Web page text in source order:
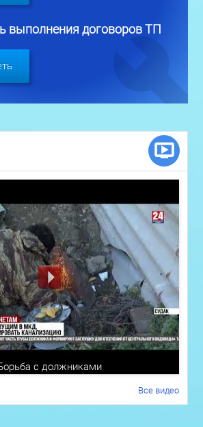
выполнения договоров ТП
с должниками
Все видео